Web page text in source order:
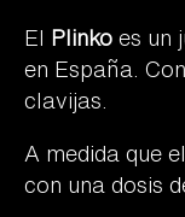
El Plinkoes un
en España.
clavijas.
A medida que
con una dosis